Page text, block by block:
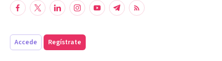
Accede Regístrate